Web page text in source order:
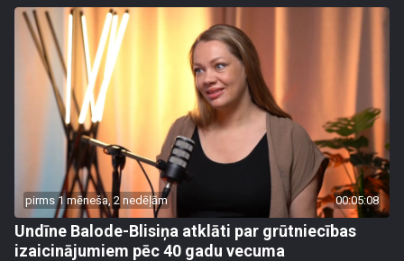
pirms 1 mēneša, 2 nedēļām 00:05:08
Undīne Balode-Blisiņa atklāti par grūtniecības
izaicinājumiem pēc 40 gadu vecuma